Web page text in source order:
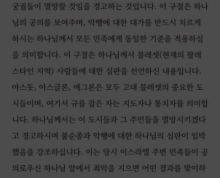
궁궐들이 멸망할 것임을 경고하는 것입니다. 이 구절은 하나
님의 공의를 보여주며, 악행에 대한 대가를 반드시 치르게
하시는 하나님께서 모든 민족에게 동일한 기준을 적용하심
을 의미합니다. 이 구절은 하나님께서 블레셋(현재의 팔레
스타인 지역) 사람들에 대한 심판을 선언하신 내용입니다.
아스돗, 아스글론, 에그론은 모두 고대 블레셋의 중요한 도
시들이며, 여기서 규를 잡은 자는 지도자나 통치자를 의미합
니다. 하나님께서는 이 도시들과 그 주민들을 멸망시키겠다
고 경고하시며 불순종과 악행에 대한 하나님의 심판이 임박
했음을 강조하십니다. 이는 당시 이스라엘 주변 민족들이 공
의로우신 하나님 앞에서 죄악을 지으면 어떤 결과를 맞이하